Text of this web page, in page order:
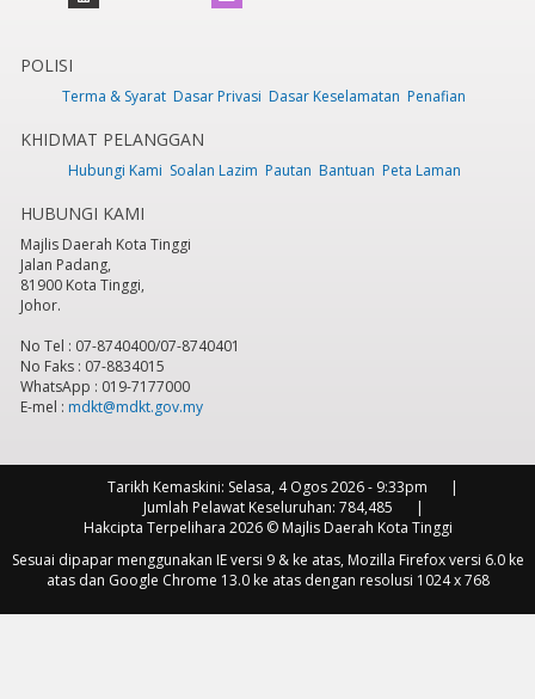
POLISI
Terma & Syarat Dasar Privasi Dasar Keselamatan Penafian
KHIDMAT PELANGGAN
Hubungi Kami Soalan Lazim Pautan Bantuan Peta Laman
HUBUNGI KAMI
Majlis Daerah Kota Tinggi
Jalan Padang,
81900 Kota Tinggi,
Johor.
No Tel : 07-8740400/07-8740401
No Faks : 07-8834015
WhatsApp : 019-7177000
E-mel : mdkt@mdkt.gov.my
Tarikh Kemaskini: Selasa, 4 Ogos 2026 - 9:33pm
Jumlah Pelawat Keseluruhan: 784,485
Hakcipta Terpelihara 2026 © Majlis Daerah Kota Tinggi
Sesuai dipapar menggunakan IE versi 9 & ke atas, Mozilla Firefox versi 6.0 ke
atas dan Google Chrome 13.0 ke atas dengan resolusi 1024 x 768